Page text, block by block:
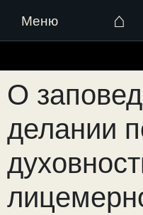
Меню ⌂
к
содержимому
О
делании